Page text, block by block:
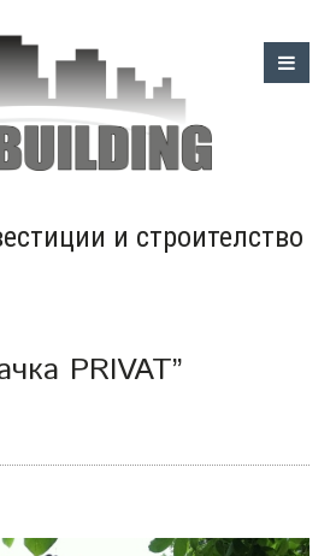
и строителство
PRIVAT”